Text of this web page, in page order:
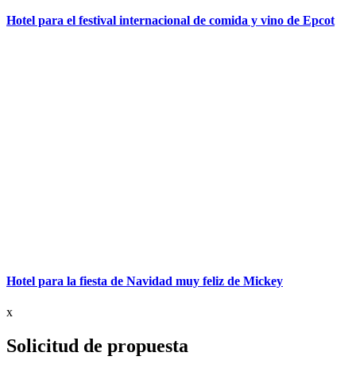
Hotel para el festival internacional de comida y vino de Epcot
Hotel para la fiesta de Navidad muy feliz de Mickey
x
Solicitud de propuesta